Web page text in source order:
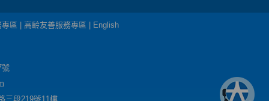
區 高齡友善服務專區 English
號
三段219號11樓